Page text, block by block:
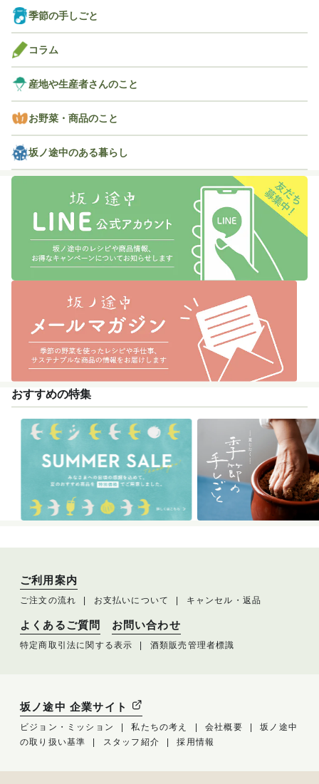
季節の手しごと
コラム
産地や生産者さんのこと
お野菜・商品のこと
坂ノ途中のある暮らし
おすすめの特集
ご利用案内
ご注文の流れ お支払いについて キャンセル・返品
よくあるご質問 お問い合わせ
特定商取引法に関する表示 酒類販売管理者標識
坂ノ途中 企業サイト
ビジョン・ミッション 私たちの考え 会社概要
坂ノ途中
の取り扱い基準
スタッフ紹介 採用情報